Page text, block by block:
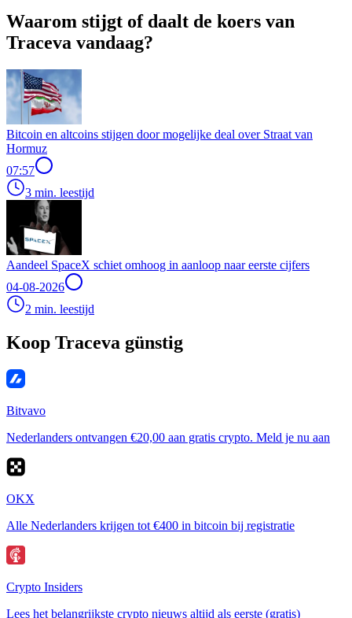
Waarom stijgt of daalt de koers van
Traceva vandaag?
Bitcoin en altcoins stijgen door mogelijke deal over Straat van
Hormuz
07:57
3 min. leestijd
Aandeel SpaceX schiet omhoog in aanloop naar eerste cijfers
04-08-2026
2 min. leestijd
Koop Traceva günstig
Bitvavo
Nederlanders ontvangen €20,00 aan gratis crypto. Meld je nu aan
OKX
Alle Nederlanders krijgen tot €400 in bitcoin bij registratie
Crypto Insiders
Lees het belangrijkste crypto nieuws altijd als eerste (gratis)